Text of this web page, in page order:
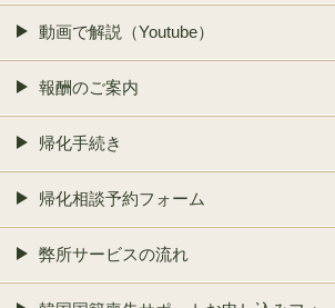
動画で解説（Youtube）
報酬のご案内
帰化手続き
帰化相談予約フォーム
弊所サービスの流れ